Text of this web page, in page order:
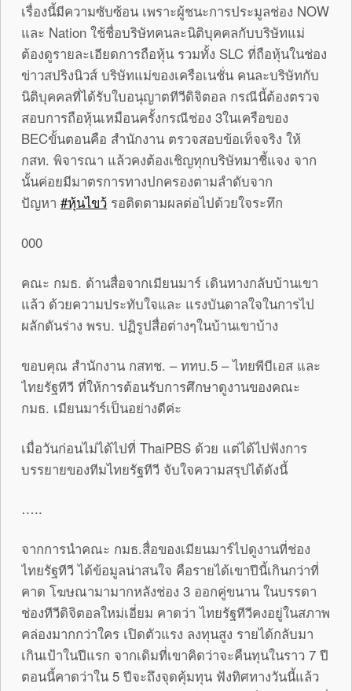
เรื่องนี้มีความซับซ้อน เพราะผู้ชนะการประมูลช่อง NOW
และ Nation ใช้ชื่อบริษัทคนละนิติบุคคลกับบริษัทแม่
ต้องดูรายละเอียดการถือหุ้น รวมทั้ง SLC ที่ถือหุ้นในช่อง
ข่าวสปริงนิวส์ บริษัทแม่ของเครือเนชั่น คนละบริษัทกับ
นิติบุคคลที่ได้รับใบอนุญาตทีวีดิจิตอล กรณีนี้ต้องตรวจ
สอบการถือหุ้นเหมือนครั้งกรณีช่อง 3ในเครือของ
BECขั้นตอนคือ สำนักงาน ตรวจสอบข้อเท็จจริง ให้
กสท. พิจารณา แล้วคงต้องเชิญทุกบริษัทมาชี้แจง จาก
นั้นค่อยมีมาตรการทางปกครองตามลำดับจาก
ปัญหา ‪#‎หุ้นไขว้ รอติดตามผลต่อไปด้วยใจระทึก
000
คณะ กมธ. ด้านสื่อจากเมียนมาร์ เดินทางกลับบ้านเขา
แล้ว ด้วยความประทับใจและ แรงบันดาลใจในการไป
ผลักดันร่าง พรบ. ปฏิรูปสื่อต่างๆในบ้านเขาบ้าง
ขอบคุณ สำนักงาน กสทช. – ททบ.5 – ไทยพีบีเอส และ
ไทยรัฐทีวี ที่ให้การต้อนรับการศึกษาดูงานของคณะ
กมธ. เมียนมาร์เป็นอย่างดีค่ะ
เมื่อวันก่อนไม่ได้ไปที่ ThaiPBS ด้วย แต่ได้ไปฟังการ
บรรยายของทีมไทยรัฐทีวี จับใจความสรุปได้ดังนี้
…..
จากการนำคณะ กมธ.สื่อของเมียนมาร์ไปดูงานที่ช่อง
ไทยรัฐทีวี ได้ข้อมูลน่าสนใจ คือรายได้เขาปีนี้เกินกว่าที่
คาด โฆษณามามากหลังช่อง 3 ออกคู่ขนาน ในบรรดา
ช่องทีวีดิจิตอลใหม่เอี่ยม คาดว่า ไทยรัฐทีวีคงอยู่ในสภาพ
คล่องมากกว่าใคร เปิดตัวแรง ลงทุนสูง รายได้กลับมา
เกินเป้าในปีแรก จากเดิมที่เขาคิดว่าจะคืนทุนในราว 7 ปี
ตอนนี้คาดว่าใน 5 ปีจะถึงจุดคุ้มทุน ฟังทิศทางวันนี้แล้ว